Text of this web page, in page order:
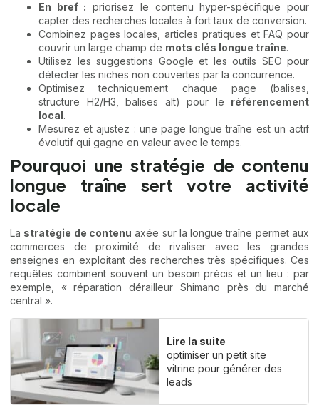
En bref : priorisez le contenu hyper-spécifique pour
capter des recherches locales à fort taux de conversion.
Combinez pages locales, articles pratiques et FAQ pour
couvrir un large champ de mots clés longue traîne.
Utilisez les suggestions Google et les outils SEO pour
détecter les niches non couvertes par la concurrence.
Optimisez techniquement chaque page (balises,
structure H2/H3, balises alt) pour le référencement
local.
Mesurez et ajustez : une page longue traîne est un actif
évolutif qui gagne en valeur avec le temps.
Pourquoi une stratégie de contenu
longue traîne sert votre activité
locale
La stratégie de contenu axée sur la longue traîne permet aux
commerces de proximité de rivaliser avec les grandes
enseignes en exploitant des recherches très spécifiques. Ces
requêtes combinent souvent un besoin précis et un lieu : par
exemple, « réparation dérailleur Shimano près du marché
central ».
Lire la suite
optimiser un petit site
vitrine pour générer des
leads